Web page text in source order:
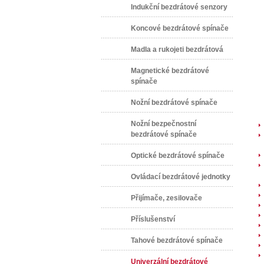
Indukční bezdrátové senzory
Koncové bezdrátové spínače
Madla a rukojeti bezdrátová
Magnetické bezdrátové
spínače
Nožní bezdrátové spínače
Nožní bezpečnostní
bezdrátové spínače
Optické bezdrátové spínače
Ovládací bezdrátové jednotky
Přijímače, zesilovače
Příslušenství
Tahové bezdrátové spínače
Univerzální bezdrátové